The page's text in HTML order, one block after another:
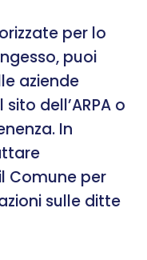
per lo
puoi
aziende
dell’ARPA o
In
Comune per
sulle ditte